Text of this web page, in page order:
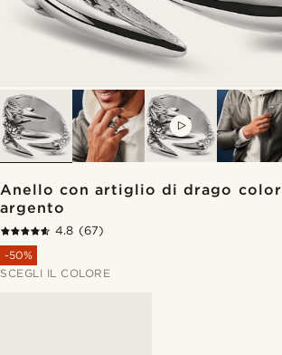
Anello con artiglio di drago color
argento
4.8 (67)
-50%
SCEGLI IL COLORE